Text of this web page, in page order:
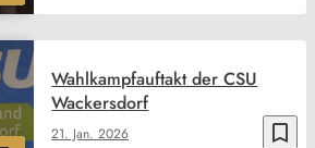
bookmark_border
21. Jan. 2026
Wahlkampfauftakt der CSU
Wackersdorf